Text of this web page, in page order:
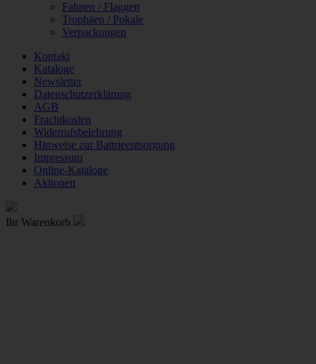
Fahnen / Flaggen
Trophäen / Pokale
Verpackungen
Kontakt
Kataloge
Newsletter
Datenschutzerklärung
AGB
Frachtkosten
Widerrufsbelehrung
Hinweise zur Battrieentsorgung
Impressum
Online-Kataloge
Aktionen
Ihr Warenkorb